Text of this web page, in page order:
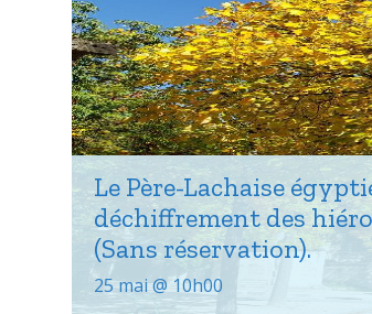
Le Père-Lachaise
déchiffrement des
(Sans réservation).
25 mai @ 10h00